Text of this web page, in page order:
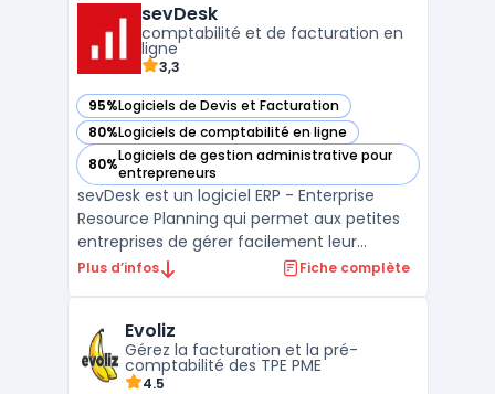
administratives obligatoires, de la création
des documents commerciaux au s ...
sevDesk
comptabilité et de facturation en
ligne
3,3
95%Logiciels de Devis et Facturation
— voir sevDesk dans cette catégorie
80%Logiciels de comptabilité en ligne
— voir sevDesk dans cette catégorie
80%Logiciels de gestion administrative pour
entrepreneurs
— voir sevDesk dans cette catégorie
sevDesk est un logiciel ERP - Enterprise
Resource Planning qui permet aux petites
entreprises de gérer facilement leur
comptabilité et leurs finances. Il offre une
factures, les paiements, les devis et la
gestion de l ...
Plus d’infos Fiche complète
Evoliz
Gérez la facturation et la pré-
comptabilité des TPE PME
4.5